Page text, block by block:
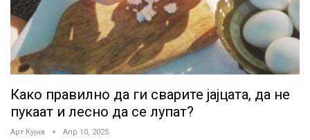
Како правилно да ги сварите јајцата, да не
пукаат и лесно да се лупат?
Арт Кујна Апр 10, 2025